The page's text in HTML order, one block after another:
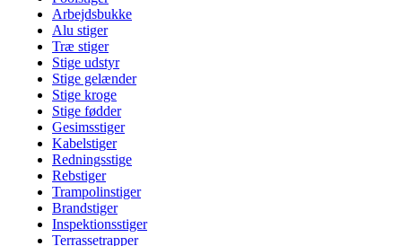
Arbejdsbukke
Alu stiger
Træ stiger
Stige udstyr
Stige gelænder
Stige kroge
Stige fødder
Gesimsstiger
Kabelstiger
Redningsstige
Rebstiger
Trampolinstiger
Brandstiger
Inspektionsstiger
Terrassetrapper